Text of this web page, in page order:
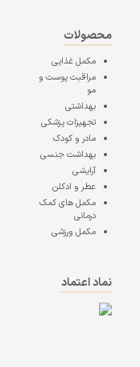
محصولات
مکمل غذایی
مراقبت پوست و
مو
بهداشتی
تجهیزات پزشکی
مادر و کودک
بهداشت جنسی
آرایشی
عطر و ادکلن
مکمل های کمک
درمانی
مکمل ورزشی
نماد اعتماد